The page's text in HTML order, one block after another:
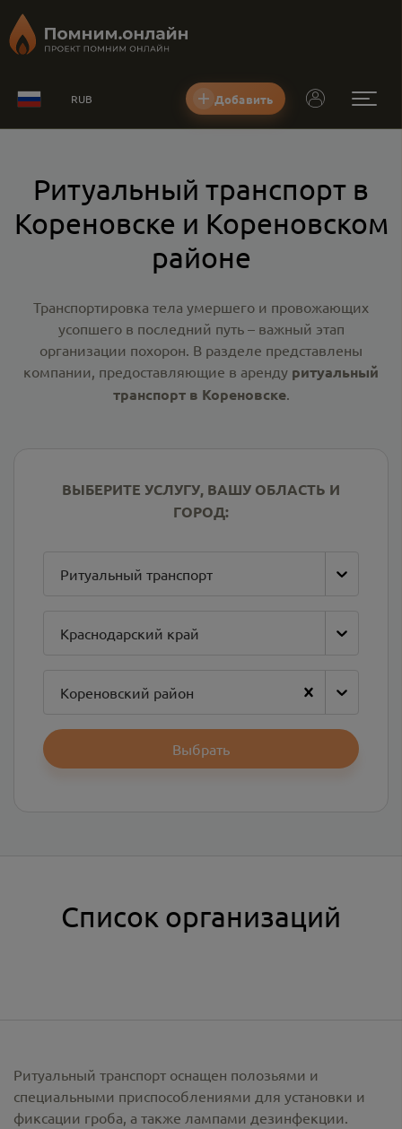
RUB Добавить
Ритуальный транспорт в
Кореновске и Кореновском
районе
Транспортировка тела умершего и провожающих
усопшего в последний путь – важный этап
организации похорон. В разделе представлены
компании, предоставляющие в аренду ритуальный
транспорт в Кореновске.
ВЫБЕРИТЕ УСЛУГУ, ВАШУ ОБЛАСТЬ И
ГОРОД:
Ритуальный транспорт
Краснодарский край
Кореновский район
Выбрать
Список организаций
Ритуальный транспорт оснащен полозьями и
специальными приспособлениями для установки и
фиксации гроба, а также лампами дезинфекции.